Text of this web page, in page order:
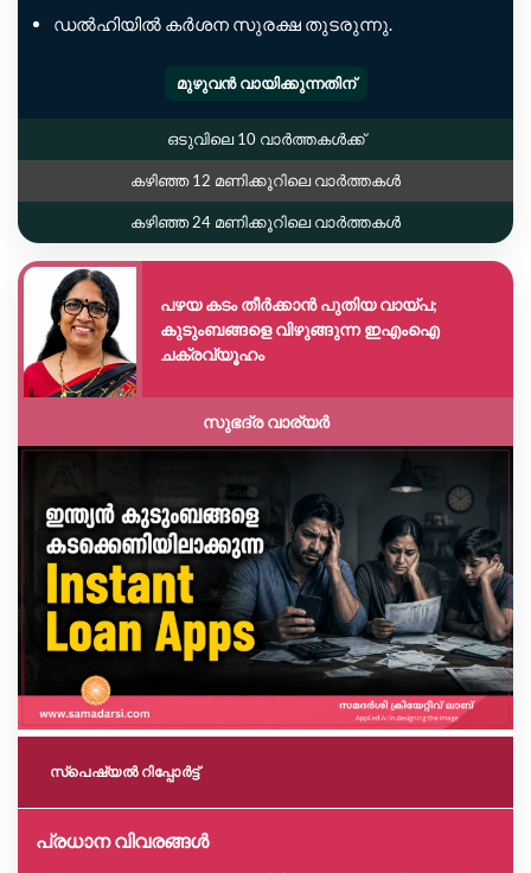
ഡൽഹിയിൽ കർശന സുരക്ഷ തുടരുന്നു.
മുഴുവൻ വായിക്കുന്നതിന്
ഒടുവിലെ 10 വാർത്തകൾക്ക്
കഴിഞ്ഞ 12 മണിക്കൂറിലെ വാർത്തകൾ
കഴിഞ്ഞ 24 മണിക്കൂറിലെ വാർത്തകൾ
പഴയ കടം തീർക്കാൻ പുതിയ വായ്പ;
കുടുംബങ്ങളെ വിഴുങ്ങുന്ന ഇഎംഐ
ചക്രവ്യൂഹം
സുഭദ്ര വാര്യർ
സ്പെഷ്യൽ റിപ്പോര്‍ട്ട്
പ്രധാന വിവരങ്ങൾ